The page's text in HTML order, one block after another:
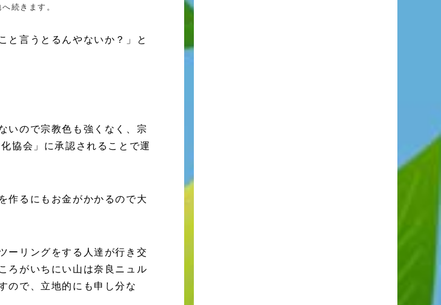
続きます。
と言うとるんやないか？」と
いので宗教色も強くなく、宗
協会」に承認されることで運
作るにもお金がかかるので大
ーリングをする人達が行き交
ろがいちにい山は奈良ニュル
ので、立地的にも申し分な